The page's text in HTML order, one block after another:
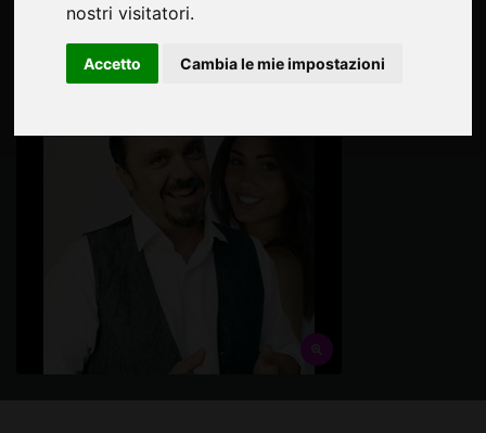
nostri visitatori.
Accetto Cambia le mie impostazioni